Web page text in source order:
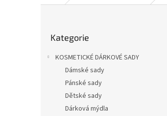
kategorie
Kategorie
KOSMETICKÉ DÁRKOVÉ SADY
Dámské sady
Pánské sady
Dětské sady
Dárková mýdla